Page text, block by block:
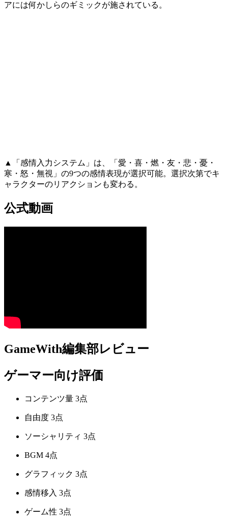
アには何かしらのギミックが施されている。
▲「感情入力システム」は、「愛・喜・燃・友・悲・憂・
寒・怒・無視」の9つの感情表現が選択可能。選択次第でキ
ャラクターのリアクションも変わる。
公式動画
GameWith編集部レビュー
ゲーマー向け評価
コンテンツ量 3点
自由度 3点
ソーシャリティ 3点
BGM 4点
グラフィック 3点
感情移入 3点
ゲーム性 3点